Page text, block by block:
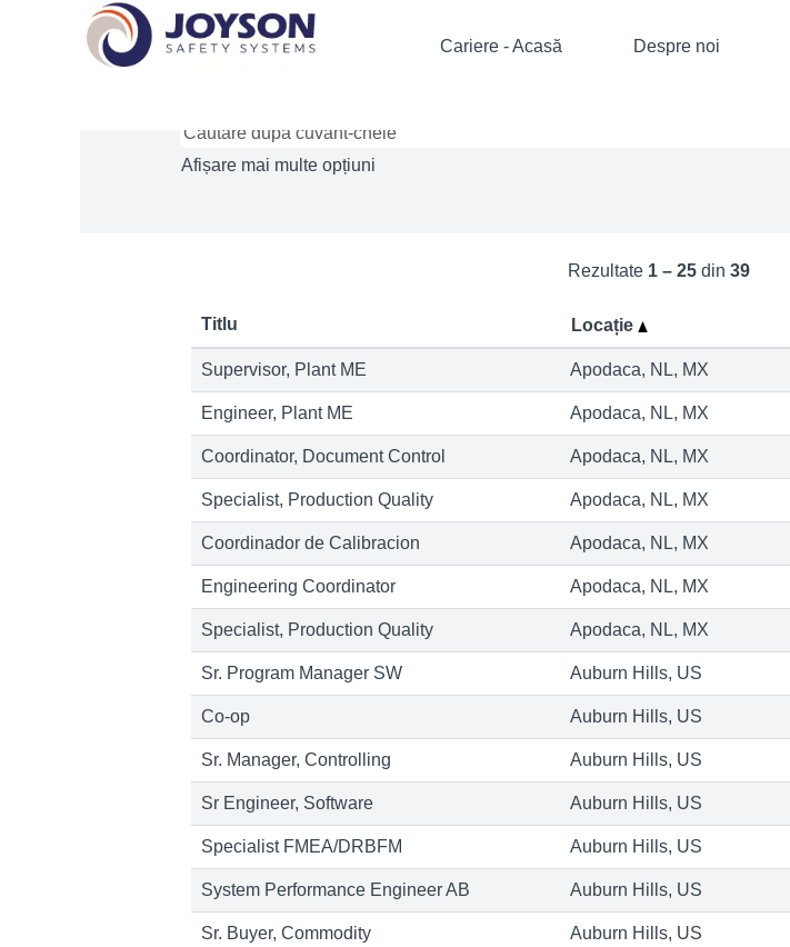
Cariere - Acasă Despre noi
Acasă | în Joysonsafety
curentă)
Afișare mai multe opțiuni
Rezultate 1 – 25 din 39
Titlu Locație
Supervisor, Plant ME Apodaca, NL, MX
Engineer, Plant ME Apodaca, NL, MX
Coordinator, Document Control Apodaca, NL, MX
Specialist, Production Quality Apodaca, NL, MX
Coordinador de Calibracion Apodaca, NL, MX
Engineering Coordinator Apodaca, NL, MX
Specialist, Production Quality Apodaca, NL, MX
Sr. Program Manager SW Auburn Hills, US
Co-op Auburn Hills, US
Sr. Manager, Controlling Auburn Hills, US
Sr Engineer, Software Auburn Hills, US
Specialist FMEA/DRBFM Auburn Hills, US
System Performance Engineer AB Auburn Hills, US
Sr. Buyer, Commodity Auburn Hills, US